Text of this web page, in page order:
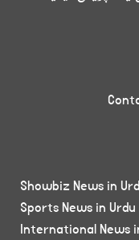
Showbiz News in
Sports News in Urdu
International News